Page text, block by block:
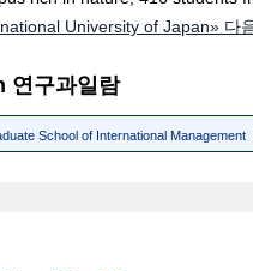
University of Japan» 다
구과일람
School of International Management